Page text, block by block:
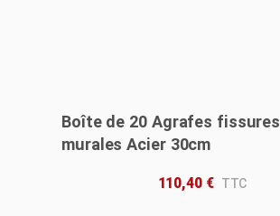
Boîte de 20 Agrafes fissures
murales Acier 30cm
110,40 €